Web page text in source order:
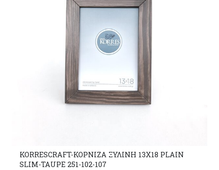
KORRESCRAFT-ΚΟΡΝΙΖΑ ΞΥΛΙΝΗ 13X18 PLAIN
SLIM-TAUPE 251-102-107